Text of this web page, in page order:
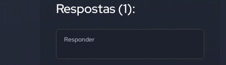
Respostas (1):
Responder